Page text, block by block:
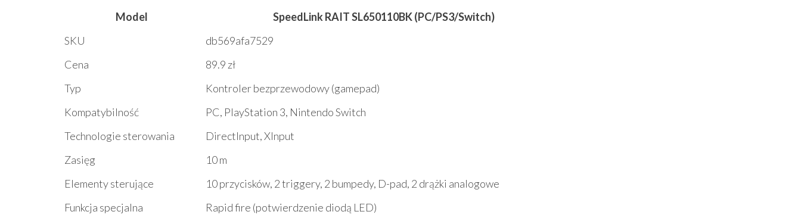
Model
SpeedLink RAIT SL650110BK (PC/PS3/Switch)
SKU
db569afa7529
Cena
89.9 zł
Typ
Kontroler bezprzewodowy (gamepad)
Kompatybilność
PC, PlayStation 3, Nintendo Switch
Technologie sterowania
DirectInput, XInput
Zasięg
10 m
Elementy sterujące
10 przycisków, 2 triggery, 2 bumpedy, D-pad, 2 drążki analogowe
Funkcja specjalna
Rapid fire (potwierdzenie diodą LED)